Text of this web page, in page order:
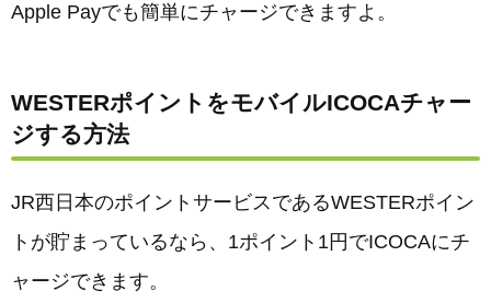
Apple Payでも簡単にチャージできますよ。
WESTERポイントをモバイルICOCAチャー
ジする方法
JR西日本のポイントサービスであるWESTERポイン
トが貯まっているなら、1ポイント1円でICOCAにチ
ャージできます。